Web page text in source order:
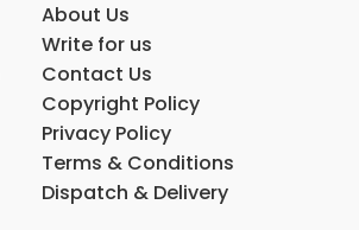
About Us
Write for us
Contact Us
Copyright Policy
Privacy Policy
Terms & Conditions
Dispatch & Delivery